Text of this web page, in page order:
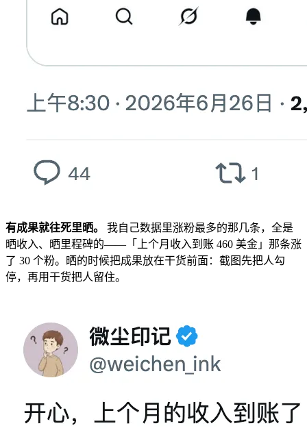
有成果就往死里晒。
我自己数据里涨粉最多的那几条，全是
晒收入、晒里程碑的——「上个月收入到账 460 美金」那条涨
了 30 个粉。晒的时候把成果放在干货前面：截图先把人勾
停，再用干货把人留住。